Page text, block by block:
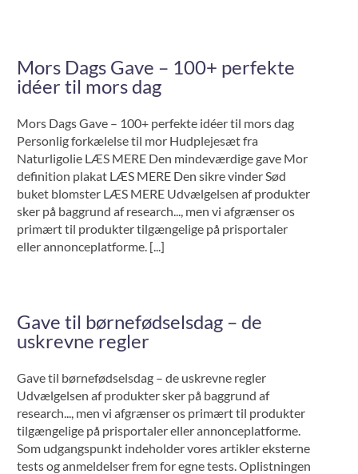
Mors Dags Gave – 100+ perfekte
idéer til mors dag
Mors Dags Gave – 100+ perfekte idéer til mors dag
Personlig forkælelse til mor Hudplejesæt fra
Naturligolie LÆS MERE Den mindeværdige gave Mor
definition plakat LÆS MERE Den sikre vinder Sød
buket blomster LÆS MERE Udvælgelsen af produkter
sker på baggrund af research..., men vi afgrænser os
primært til produkter tilgængelige på prisportaler
eller annonceplatforme. [...]
Gave til børnefødselsdag – de
uskrevne regler
Gave til børnefødselsdag – de uskrevne regler
Udvælgelsen af produkter sker på baggrund af
research..., men vi afgrænser os primært til produkter
tilgængelige på prisportaler eller annonceplatforme.
Som udgangspunkt indeholder vores artikler eksterne
tests og anmeldelser frem for egne tests. Oplistningen